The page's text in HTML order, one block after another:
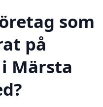
som
på
Märsta